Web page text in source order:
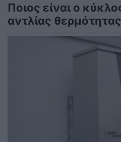
Ποιος είναι ο
αντλίας